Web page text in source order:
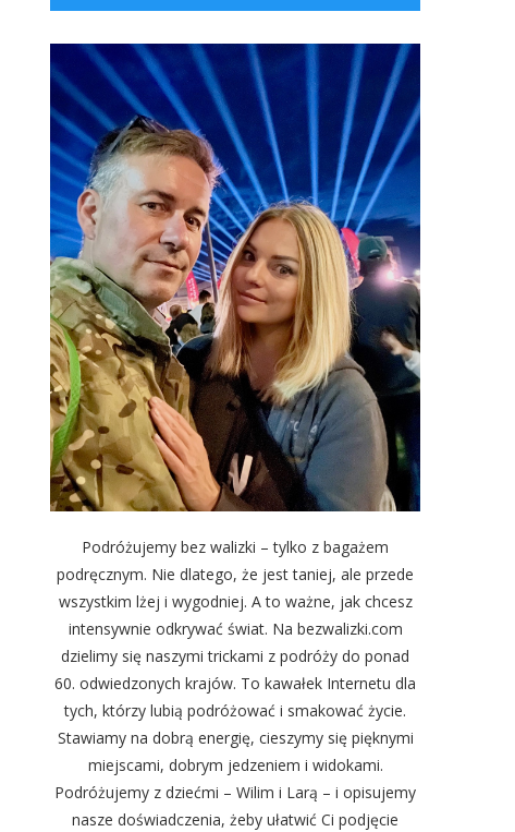
Podróżujemy bez walizki – tylko z bagażem
podręcznym. Nie dlatego, że jest taniej, ale przede
wszystkim lżej i wygodniej. A to ważne, jak chcesz
intensywnie odkrywać świat. Na bezwalizki.com
dzielimy się naszymi trickami z podróży do ponad
60. odwiedzonych krajów. To kawałek Internetu dla
tych, którzy lubią podróżować i smakować życie.
Stawiamy na dobrą energię, cieszymy się pięknymi
miejscami, dobrym jedzeniem i widokami.
Podróżujemy z dziećmi – Wilim i Larą – i opisujemy
nasze doświadczenia, żeby ułatwić Ci podjęcie